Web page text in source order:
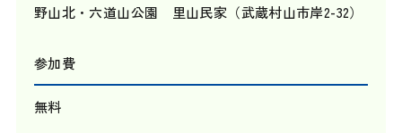
野山北・六道山公園 里山民家（武蔵村山市岸2-32）
参加費
無料